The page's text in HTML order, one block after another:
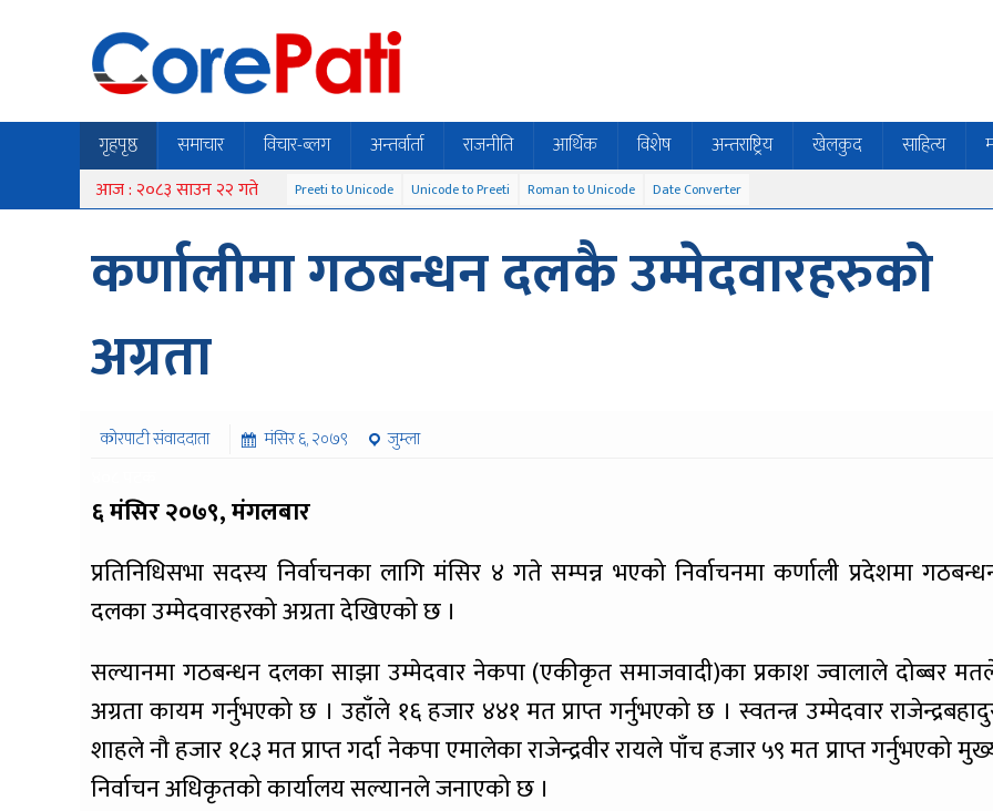
गृहपृष्ठ समाचार विचार-ब्लग अन्तर्वार्ता राजनीति आर्थिक विशेष अन्तराष्ट्रिय खेलकुद साहित्य
आज : २०८३ साउन २२ गते Preeti to Unicode Unicode to Preeti Roman to Unicode Date Converter
कर्णालीमा गठबन्धन दलकै उम्मेदवारहरुको
अग्रता
कोरपाटी संवाददाता मंसिर ६, २०७९
जुम्ला
६ मंसिर २०७९, मंगलबार
प्रतिनिधिसभा सदस्य निर्वाचनका लागि मंसिर ४ गते सम्पन्न भएको निर्वाचनमा कर्णाली प्रदेशमा
दलका उम्मेदवारहरको अग्रता देखिएको छ ।
सल्यानमा गठबन्धन दलका साझा उम्मेदवार नेकपा (एकीकृत समाजवादी)का प्रकाश ज्वालाले दोब्बर
अग्रता कायम गर्नुभएको छ । उहाँले १६ हजार ४४१ मत प्राप्त गर्नुभएको छ । स्वतन्त्र उम्मेदवार
शाहले नौ हजार १८३ मत प्राप्त गर्दा नेकपा एमालेका राजेन्द्रवीर रायले पाँच हजार ५९ मत प्राप्त गर्नुभएको
निर्वाचन अधिकृतको कार्यालय सल्यानले जनाएको छ ।